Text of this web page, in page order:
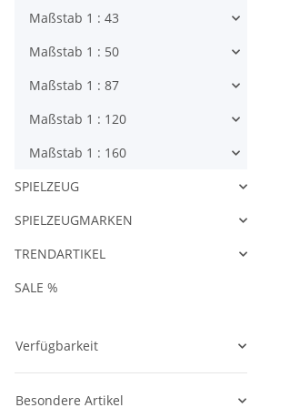
Maßstab 1 : 43
Maßstab 1 : 50
Maßstab 1 : 87
Maßstab 1 : 120
Maßstab 1 : 160
SPIELZEUG
SPIELZEUGMARKEN
TRENDARTIKEL
SALE %
Verfügbarkeit
Besondere Artikel